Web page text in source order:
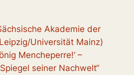
Akademie der
Universität Mainz)
Mencheperre!‘ –
seiner Nachwelt“